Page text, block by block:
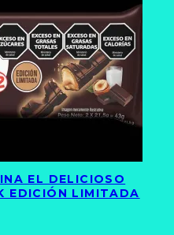
EL DELICIOSO
EDICIÓN LIMITADA